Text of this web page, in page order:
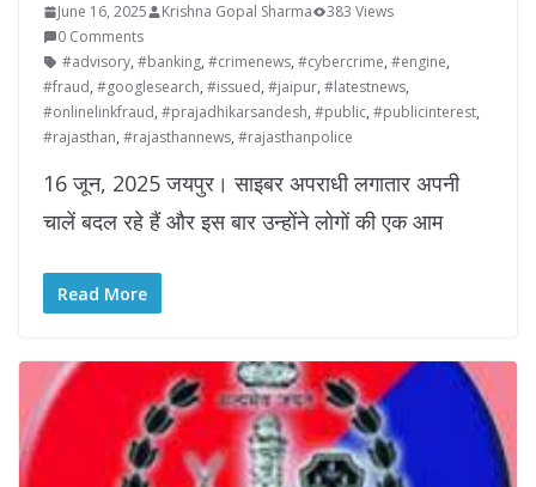
June 16, 2025 Krishna Gopal Sharma
383 Views
0 Comments
#advisory, #banking, #crimenews, #cybercrime, #engine,
#fraud, #googlesearch, #issued, #jaipur, #latestnews,
#onlinelinkfraud, #prajadhikarsandesh, #public, #publicinterest,
#rajasthan, #rajasthannews, #rajasthanpolice
16 जून, 2025 जयपुर। साइबर अपराधी लगातार अपनी
चालें बदल रहे हैं और इस बार उन्होंने लोगों की एक आम
Read More